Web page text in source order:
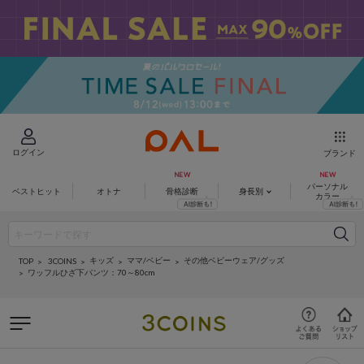
ログイン ブランド
ベストヒット オトナ 骨格診断 身長別
パーソナル
カラー
TOP 3COINS キッズ ママ/ベビー
その他ベビーウェア/グッズ
ワッフルひざ下パンツ：70～80cm